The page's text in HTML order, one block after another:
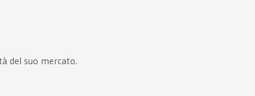
del suo mercato.